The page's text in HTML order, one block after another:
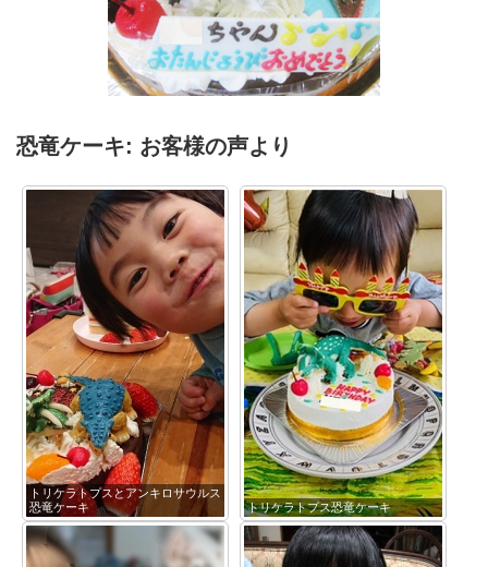
恐竜ケーキ: お客様の声より
トリケラトプスとアンキロサウルス
恐竜ケーキ
トリケラトプス恐竜ケーキ